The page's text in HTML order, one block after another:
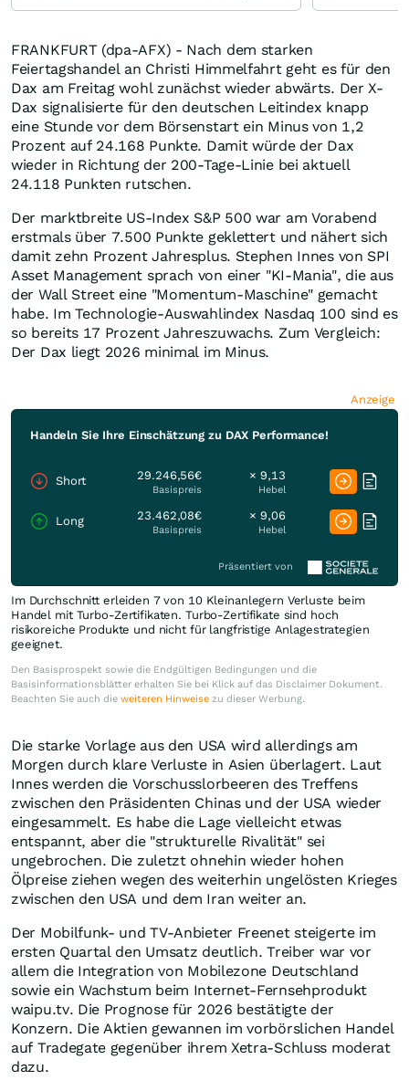
FRANKFURT (dpa-AFX) - Nach dem starken
Feiertagshandel an Christi Himmelfahrt geht es für den
Dax am Freitag wohl zunächst wieder abwärts. Der X-
Dax signalisierte für den deutschen Leitindex knapp
eine Stunde vor dem Börsenstart ein Minus von 1,2
Prozent auf 24.168 Punkte. Damit würde der Dax
wieder in Richtung der 200-Tage-Linie bei aktuell
24.118 Punkten rutschen.
Der marktbreite US-Index S&P 500 war am Vorabend
erstmals über 7.500 Punkte geklettert und nähert sich
damit zehn Prozent Jahresplus. Stephen Innes von SPI
Asset Management sprach von einer "KI-Mania", die aus
der Wall Street eine "Momentum-Maschine" gemacht
habe. Im Technologie-Auswahlindex Nasdaq 100 sind es
so bereits 17 Prozent Jahreszuwachs. Zum Vergleich:
Der Dax liegt 2026 minimal im Minus.
Anzeige
Handeln Sie Ihre Einschätzung zu DAX Performance!
Short 29.246,56€
Basispreis
× 9,13
Hebel
Long 23.462,08€
Basispreis
× 9,06
Hebel
Präsentiert von
Im Durchschnitt erleiden 7 von 10 Kleinanlegern Verluste beim
Handel mit Turbo-Zertifikaten. Turbo-Zertifikate sind hoch
risikoreiche Produkte und nicht für langfristige Anlagestrategien
geeignet.
Den Basisprospekt sowie die Endgültigen Bedingungen und die
Basisinformationsblätter erhalten Sie bei Klick auf das Disclaimer Dokument.
Beachten Sie auch die weiteren Hinweise zu dieser Werbung.
Die starke Vorlage aus den USA wird allerdings am
Morgen durch klare Verluste in Asien überlagert. Laut
Innes werden die Vorschusslorbeeren des Treffens
zwischen den Präsidenten Chinas und der USA wieder
eingesammelt. Es habe die Lage vielleicht etwas
entspannt, aber die "strukturelle Rivalität" sei
ungebrochen. Die zuletzt ohnehin wieder hohen
Ölpreise ziehen wegen des weiterhin ungelösten Krieges
zwischen den USA und dem Iran weiter an.
Der Mobilfunk- und TV-Anbieter Freenet steigerte im
ersten Quartal den Umsatz deutlich. Treiber war vor
allem die Integration von Mobilezone Deutschland
sowie ein Wachstum beim Internet-Fernsehprodukt
waipu.tv. Die Prognose für 2026 bestätigte der
Konzern. Die Aktien gewannen im vorbörslichen Handel
auf Tradegate gegenüber ihrem Xetra-Schluss moderat
dazu.